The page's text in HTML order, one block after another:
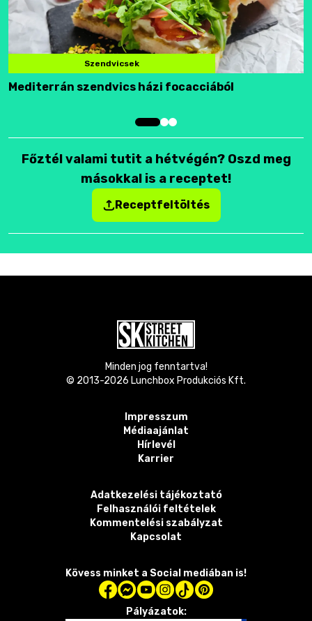
Szendvicsek
Mediterrán szendvics házi focacciából
Főztél valami tutit a hétvégén? Oszd meg
másokkal is a receptet!
Receptfeltöltés
Minden jog fenntartva!
© 2013-2026 Lunchbox Produkciós Kft.
Impresszum
Médiaajánlat
Hírlevél
Karrier
Adatkezelési tájékoztató
Felhasználói feltételek
Kommentelési szabályzat
Kapcsolat
Kövess minket a Social mediában is!
Pályázatok: